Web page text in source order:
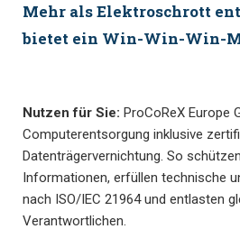
Mehr als Elektroschrott
bietet ein Win-Win-Win-
Nutzen für Sie: ProCoReX Europe
Computerentsorgung inklusive
Datenträgervernichtung. So
Informationen, erfüllen technische
nach ISO/IEC 21964 und entlasten
Verantwortlichen.